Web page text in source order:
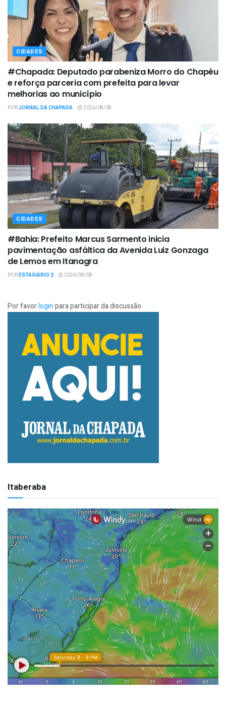
CIDADES
#Chapada: Deputado parabeniza Morro do Chapéu
e reforça parceria com prefeita para levar
melhorias ao município
PORJORNAL DA CHAPADA 2026/08/08
CIDADES
#Bahia: Prefeito Marcus Sarmento inicia
pavimentação asfáltica da Avenida Luiz Gonzaga
de Lemos em Itanagra
PORESTAGIÁRIO 2 2026/08/08
Por favorloginpara participar da discussão
Itaberaba